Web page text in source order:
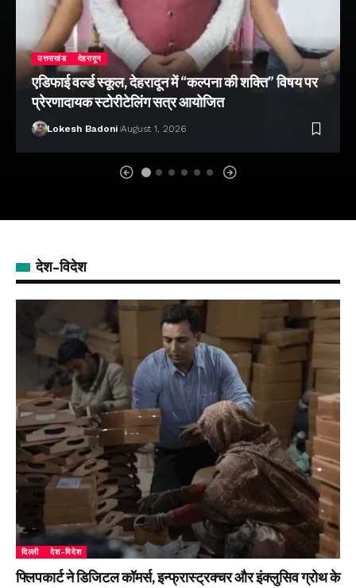
उत्तराखंड देहरादून
एडिफाई वर्ल्ड स्कूल, देहरादून में “कल्पना की शक्ति” विषय पर
प्रेरणादायक स्टोरीटेलिंग सत्र आयोजित
Lokesh Badoni August 1, 2026
देश-विदेश
दिल्ली देश-विदेश
फ्लिपकार्ट ने डिजिटल कॉमर्स, इन्फ्रास्ट्रक्चर और इंक्लुसिव ग्रोथ के